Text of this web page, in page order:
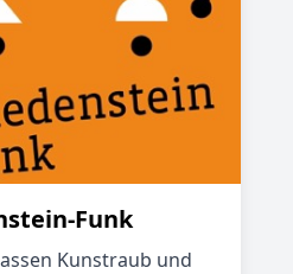
Funk
Kunstraub und